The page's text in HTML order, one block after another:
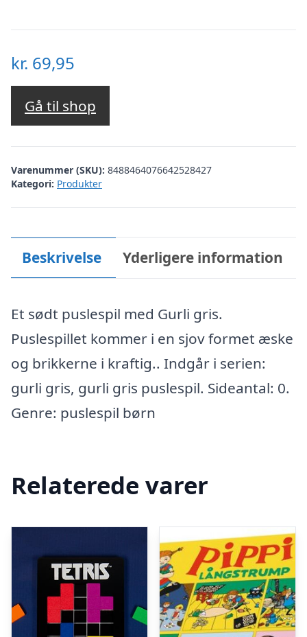
kr. 69,95
Gå til shop
Varenummer (SKU): 8488464076642528427
Kategori: Produkter
Beskrivelse Yderligere information
Et sødt puslespil med Gurli gris.
Puslespillet kommer i en sjov formet æske
og brikkerne i kraftig.. Indgår i serien:
gurli gris, gurli gris puslespil. Sideantal: 0.
Genre: puslespil børn
Relaterede varer